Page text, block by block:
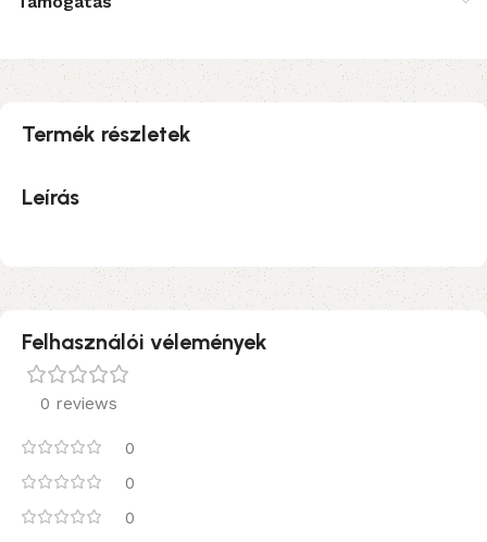
Termék részletek
Leírás
Felhasználói vélemények
0 reviews
0
0
0